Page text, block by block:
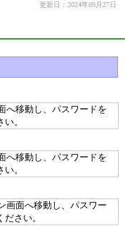
更新日：2024年09月27日
へ移動し、パスワードを
。
へ移動し、パスワードを
。
画面へ移動し、パスワー
さい。